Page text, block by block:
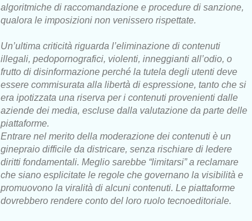
algoritmiche di raccomandazione e procedure di sanzione,
qualora le imposizioni non venissero rispettate.
Un’ultima criticità riguarda l’eliminazione di contenuti
illegali, pedopornografici, violenti, inneggianti all’odio, o
frutto di disinformazione perché la tutela degli utenti deve
essere commisurata alla libertà di espressione, tanto che si
era ipotizzata una riserva per i contenuti provenienti dalle
aziende dei media, escluse dalla valutazione da parte delle
piattaforme.
Entrare nel merito della moderazione dei contenuti è un
ginepraio difficile da districare, senza rischiare di ledere
diritti fondamentali. Meglio sarebbe “limitarsi” a reclamare
che siano esplicitate le regole che governano la visibilità e
promuovono la viralità di alcuni contenuti. Le piattaforme
dovrebbero rendere conto del loro ruolo tecnoeditoriale.